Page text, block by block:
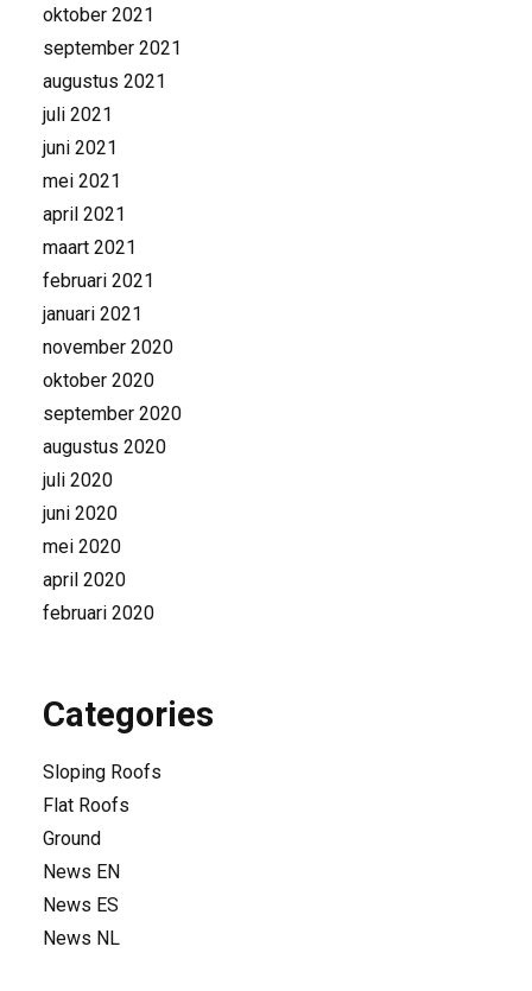
oktober 2021
september 2021
augustus 2021
juli 2021
juni 2021
mei 2021
april 2021
maart 2021
februari 2021
januari 2021
november 2020
oktober 2020
september 2020
augustus 2020
juli 2020
juni 2020
mei 2020
april 2020
februari 2020
Categories
Sloping Roofs
Flat Roofs
Ground
News EN
News ES
News NL